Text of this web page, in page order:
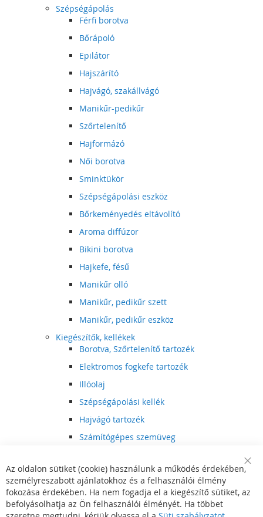
Szépségápolás
Férfi borotva
Bőrápoló
Epilátor
Hajszárító
Hajvágó, szakállvágó
Manikűr-pedikűr
Szőrtelenítő
Hajformázó
Női borotva
Sminktükör
Szépségápolási eszköz
Bőrkeményedés eltávolító
Aroma diffúzor
Bikini borotva
Hajkefe, fésű
Manikűr olló
Manikűr, pedikűr szett
Manikűr, pedikűr eszköz
Kiegészítők, kellékek
Borotva, Szőrtelenítő tartozék
Elektromos fogkefe tartozék
Illóolaj
Szépségápolási kellék
Hajvágó tartozék
Számítógépes szemüveg
Hajvágó kiegészítő
Szórakoztató elektronika
Multimédia
DVD, BluRay lejátszó
Bar
Az oldalon sütiket (cookie) használunk a működés érdekében,
személyreszabott ajánlatokhoz és a felhasználói élmény
fokozása érdekében. Ha nem fogadja el a kiegészítő sütiket, az
befolyásolhatja az Ön felhasználói élményét. Ha többet